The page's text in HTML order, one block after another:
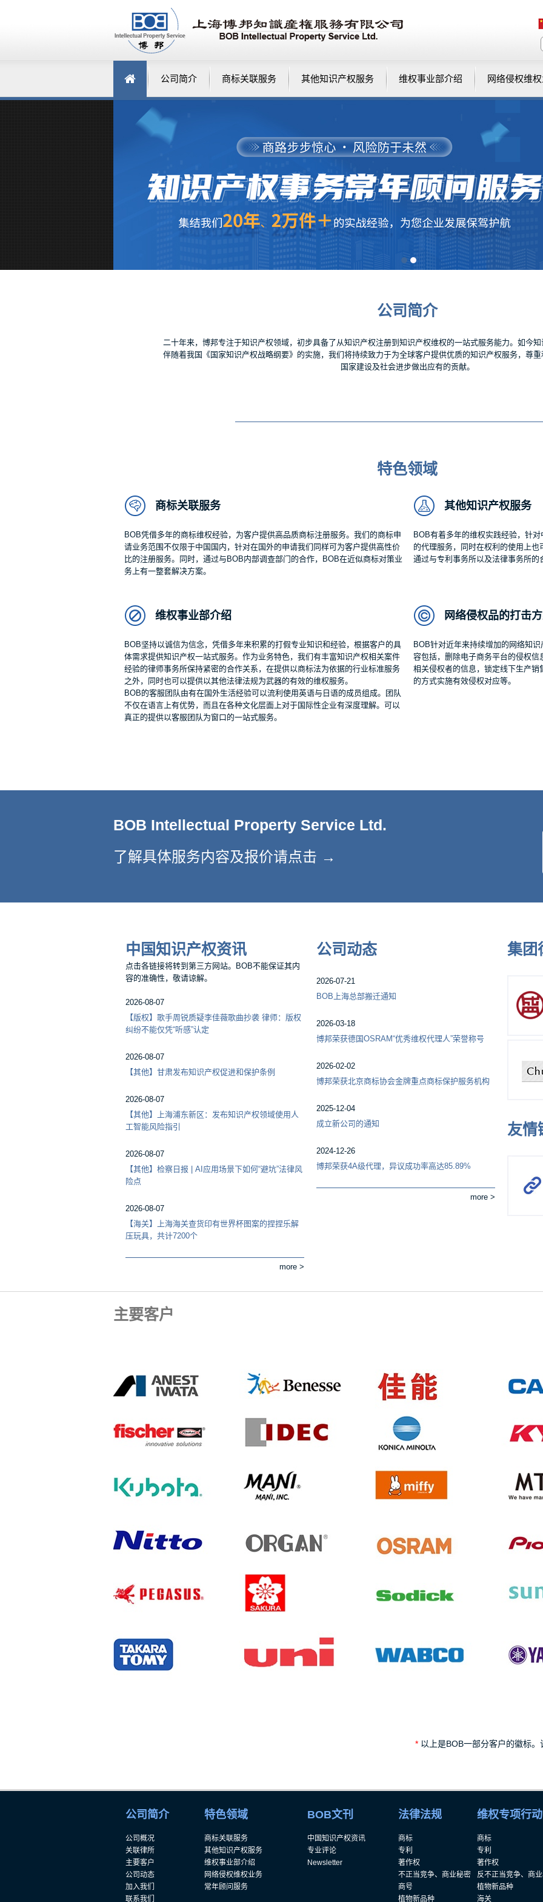
公司简介 商标关联服务 其他知识产权服务 维权事业部介绍 网络侵权维
公司简介
二十年来，博邦专注于知识产权领域，初步具备了从知识产权注册到知识产权维权的一站式服务能力。如今
伴随着我国《国家知识产权战略纲要》的实施，我们将持续致力于为全球客户提供优质的知识产权服务，尊
国家建设及社会进步做出应有的贡献。
特色领域
商标关联服务
BOB凭借多年的商标维权经验，为客户提供高品质商标注册服务。我们的商标申
请业务范围不仅限于中国国内，针对在国外的申请我们同样可为客户提供高性价
比的注册服务。同时，通过与BOB内部调查部门的合作，BOB在近似商标对策业
务上有一整套解决方案。
其他知识产权服务
BOB有着多年的维权实践经验，针
的代理服务，同时在权利的使用上
通过与专利事务所以及法律事务所
维权事业部介绍
BOB坚持以诚信为信念，凭借多年来积累的打假专业知识和经验，根据客户的具
体需求提供知识产权一站式服务。作为业务特色，我们有丰富知识产权相关案件
经验的律师事务所保持紧密的合作关系，在提供以商标法为依据的行业标准服务
之外，同时也可以提供以其他法律法规为武器的有效的维权服务。
BOB的客服团队由有在国外生活经验可以流利使用英语与日语的成员组成。团队
不仅在语言上有优势，而且在各种文化层面上对于国际性企业有深度理解。可以
真正的提供以客服团队为窗口的一站式服务。
网络侵权品的打击
BOB针对近年来持续增加的网络知
容包括，删除电子商务平台的侵权
相关侵权者的信息，锁定线下生产
的方式实施有效侵权对应等。
BOB Intellectual Property Service Ltd.
了解具体服务内容及报价请点击 →
中国知识产权资讯
点击各链接将转到第三方网站。BOB不能保证其内
容的准确性，敬请谅解。
2026-08-07
【版权】歌手周锐质疑李佳薇歌曲抄袭 律师：版权
纠纷不能仅凭“听感”认定
2026-08-07
【其他】甘肃发布知识产权促进和保护条例
2026-08-07
【其他】上海浦东新区：发布知识产权领域使用人
工智能风险指引
2026-08-07
【其他】检察日报 | AI应用场景下如何“避坑”法律风
险点
2026-08-07
【海关】上海海关查货印有世界杯图案的捏捏乐解
压玩具，共计7200个
more >
公司动态
2026-07-21
BOB上海总部搬迁通知
2026-03-18
博邦荣获德国OSRAM“优秀维权代理人”荣誉称号
2026-02-02
博邦荣获北京商标协会金牌重点商标保护服务机构
2025-12-04
成立新公司的通知
2024-12-26
博邦荣获4A级代理，异议成功率高达85.89%
more >
集团
友情
主要客户
* 以上是BOB一部分客户的徽标
公司简介
公司概况
关联律所
主要客户
公司动态
加入我们
联系我们
特色领域
商标关联服务
其他知识产权服务
维权事业部介绍
网络侵权维权业务
常年顾问服务
BOB文刊
中国知识产权资讯
专业评论
Newsletter
法律法规
商标
专利
著作权
不正当竞争、商业秘密
商号
植物新品种
维权专项行动
商标
专利
著作权
反不正当竞争、商
植物新品种
海关